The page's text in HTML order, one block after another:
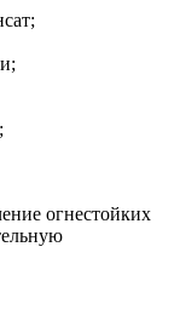
огнестойких